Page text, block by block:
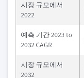
시장 규모에서
2022
예측 기간 2023 to
2032 CAGR
시장 규모에서
2032